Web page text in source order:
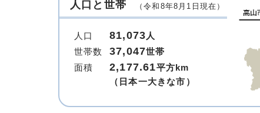
人口と世帯 （令和8年8月1日現在）
人口 81,073 人
世帯数
37,047世帯
面積
2,177.61平方km
（日本一大きな市）